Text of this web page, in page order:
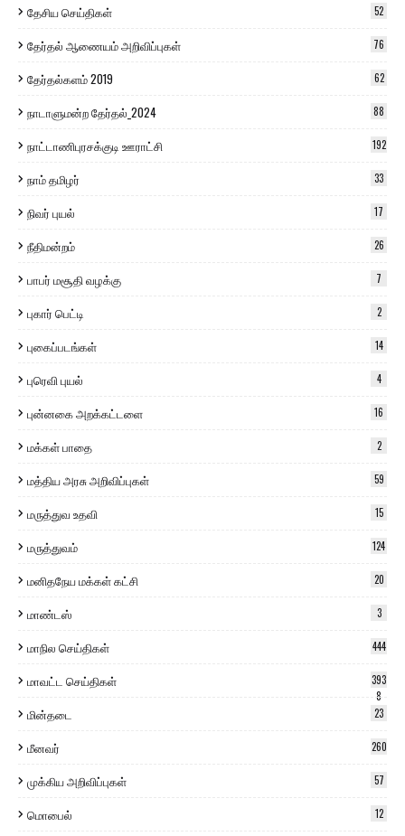
தேசிய செய்திகள் 52
தேர்தல் ஆணையம் அறிவிப்புகள் 76
தேர்தல்களம் 2019 62
நாடாளுமன்ற தேர்தல்_2024 88
நாட்டாணிபுரசக்குடி ஊராட்சி 192
நாம் தமிழர் 33
நிவர் புயல் 17
நீதிமன்றம் 26
பாபர் மசூதி வழக்கு 7
புகார் பெட்டி 2
புகைப்படங்கள் 14
புரெவி புயல் 4
புன்னகை அறக்கட்டளை 16
மக்கள் பாதை 2
மத்திய அரசு அறிவிப்புகள் 59
மருத்துவ உதவி 15
மருத்துவம் 124
மனிதநேய மக்கள் கட்சி 20
மாண்டஸ் 3
மாநில செய்திகள் 444
மாவட்ட செய்திகள்
393
8
மின்தடை 23
மீனவர் 260
முக்கிய அறிவிப்புகள் 57
மொபைல் 12